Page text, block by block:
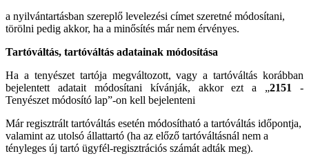
a nyilvántartásban szereplő levelezési címet szeretné módosítani,
törölni pedig akkor, ha a minősítés már nem érvényes.
Tartóváltás, tartóváltás adatainak módosítása
Ha a tenyészet tartója megváltozott, vagy a tartóváltás korábban
bejelentett adatait módosítani kívánják, akkor ezt a „2151 -
Tenyészet módosító lap”-on kell bejelenteni
Már regisztrált tartóváltás esetén módosítható a tartóváltás időpontja,
valamint az utolsó állattartó (ha az előző tartóváltásnál nem a
tényleges új tartó ügyfél-regisztrációs számát adták meg).